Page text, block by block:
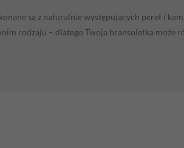
są z naturalnie występujących pereł i
rodzaju – dlatego Twoja bransoletka może